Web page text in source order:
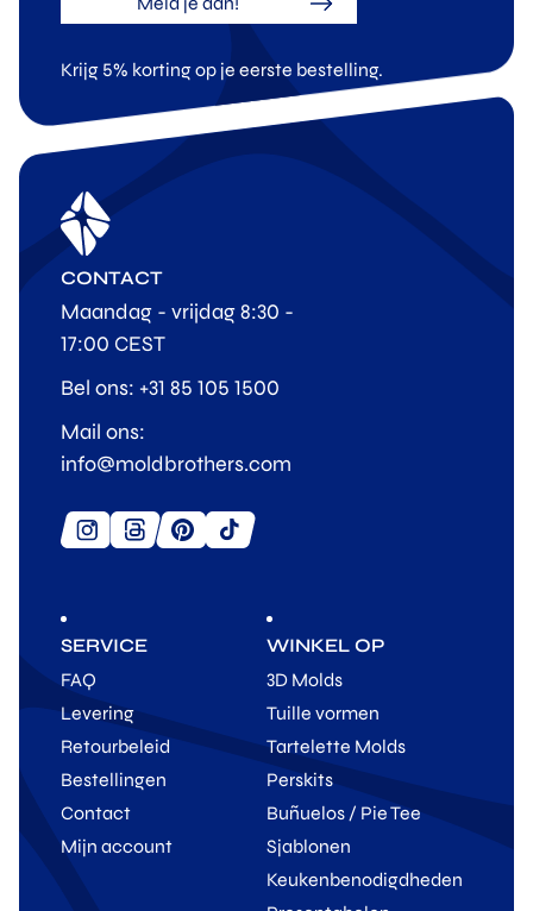
Krijg 5% korting op je eerste bestelling.
SERVICE
FAQ
Levering
Retourbeleid
Bestellingen
Contact
Mijn account
WINKEL OP
3D Molds
Tuille vormen
Tartelette Molds
Perskits
Buñuelos / Pie Tee
Sjablonen
Keukenbenodigdheden
CONTACT
Maandag - vrijdag 8:30 -
17:00 CEST
Bel ons: +31 85 105 1500
Mail ons:
info@moldbrothers.com